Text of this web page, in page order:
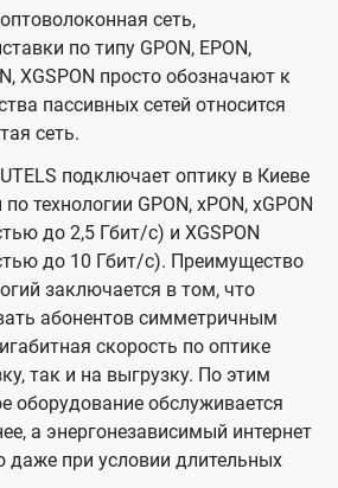
сеть,
по типу GPON, EPON,
XGSPON просто обозначают к
пассивных сетей относится
сеть.
подключает оптику в Киеве
технологии GPON, xPON, xGPON
до 2,5 Гбит/с) и XGSPON
до 10 Гбит/с). Преимущество
заключается в том, что
абонентов симметричным
скорость по оптике
так и на выгрузку. По этим
оборудование обслуживается
а энергонезависимый интернет
даже при условии длительных